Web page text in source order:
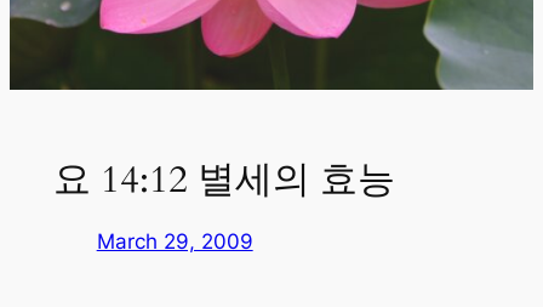
요 14:12 별세의 효능
March 29, 2009